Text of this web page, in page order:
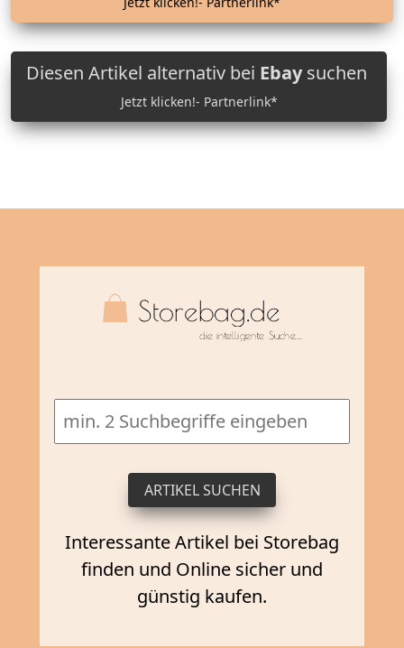
Diesen Artikel alternativ bei Ebaysuchen
Jetzt klicken!- Partnerlink*
Interessante Artikel bei Storebag
finden und Online sicher und
günstig kaufen.